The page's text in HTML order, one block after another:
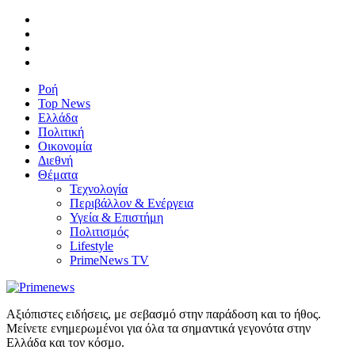
Ροή
Top News
Ελλάδα
Πολιτική
Οικονομία
Διεθνή
Θέματα
Τεχνολογία
Περιβάλλον & Ενέργεια
Υγεία & Επιστήμη
Πολιτισμός
Lifestyle
PrimeNews TV
Αξιόπιστες ειδήσεις, με σεβασμό στην παράδοση και το ήθος.
Μείνετε ενημερωμένοι για όλα τα σημαντικά γεγονότα στην
Ελλάδα και τον κόσμο.